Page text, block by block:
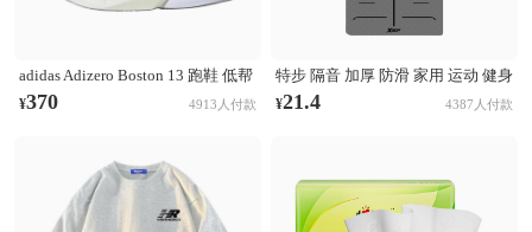
adidas Adizero Boston 13 跑鞋 低帮
系带防滑耐磨透气玻纤柱竞训支撑
¥370 4913人付款
特步 隔音 加厚 防滑 家用 运动 健身
跳操 TPE 方形 瑜伽垫 AJA001 浅灰
¥21.4 4387人付款